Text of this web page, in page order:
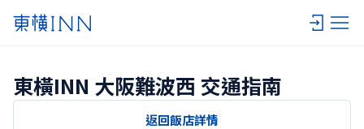
東橫INN 大阪難波西 交通指南
返回飯店詳情